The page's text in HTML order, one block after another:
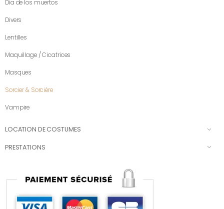
Dia de los muertos
Divers
Lentilles
Maquillage / Cicatrices
Masques
Sorcier & Sorcière
Vampire
LOCATION DE COSTUMES
PRESTATIONS